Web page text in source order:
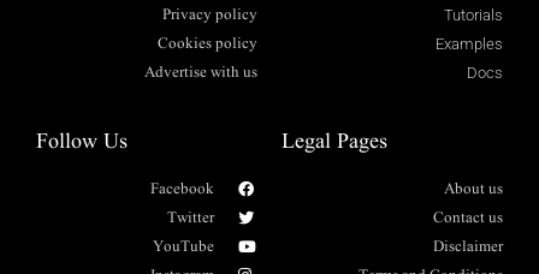
Tutorials
Examples
Docs
Privacy policy
Cookies policy
Advertise with us
Legal Pages
About us
Contact us
Disclaimer
Follow Us
Facebook
Twitter
YouTube